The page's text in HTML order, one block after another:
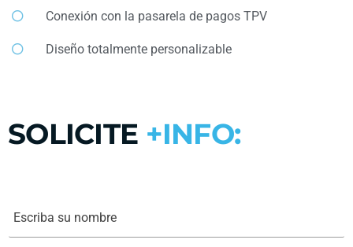
Conexión con la pasarela de pagos TPV
Diseño totalmente personalizable
SOLICITE +INFO: